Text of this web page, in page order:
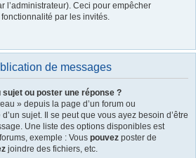
l’administrateur). Ceci pour empêcher
par les invités.
de messages
ou poster une réponse ?
» depuis la page d’un forum ou
sujet. Il se peut que vous ayez besoin d’être
Une liste des options disponibles est
exemple : Vous pouvez poster de
joindre des fichiers, etc.